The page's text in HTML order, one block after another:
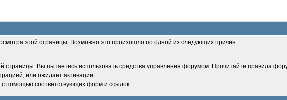
этой страницы. Возможно это произошло по одной из следующих причин:
страницы. Вы пытаетесь использовать средства управления форумом. Прочитайте правила
или ожидает активации.
помощью соответствующих форм и ссылок.